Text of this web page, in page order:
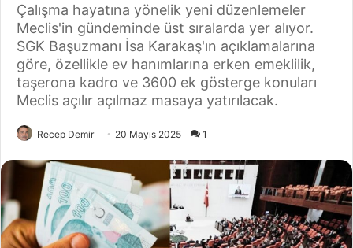
Çalışma hayatına yönelik yeni düzenlemeler
Meclis'in gündeminde üst sıralarda yer alıyor.
SGK Başuzmanı İsa Karakaş'ın açıklamalarına
göre, özellikle ev hanımlarına erken emeklilik,
taşerona kadro ve 3600 ek gösterge konuları
Meclis açılır açılmaz masaya yatırılacak.
Recep Demir 20 Mayıs 2025 1